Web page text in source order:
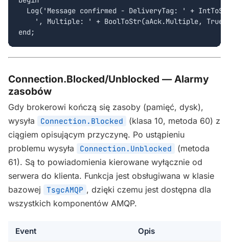
Log('Message confirmed - DeliveryTag: ' +
', Multiple: ' + BoolToStr(aAck.Multiple,
end;
Connection.Blocked/Unblocked — Alarmy
zasobów
Gdy brokerowi kończą się zasoby (pamięć, dysk),
wysyła
Connection.Blocked
(klasa 10, metoda 60) z
ciągiem opisującym przyczynę. Po ustąpieniu
problemu wysyła
Connection.Unblocked
(metoda
61). Są to powiadomienia kierowane wyłącznie od
serwera do klienta. Funkcja jest obsługiwana w klasie
bazowej
TsgcAMQP , dzięki czemu jest dostępna dla
wszystkich komponentów AMQP.
Event Opis